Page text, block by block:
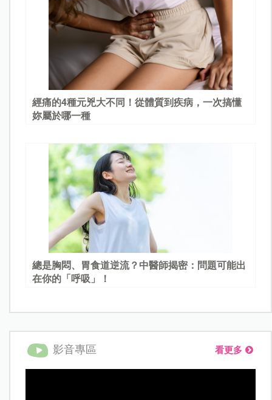
經痛的4種元兇大不同！從體質到疾病，一次搞懂
妳屬於哪一種
總是胸悶、胃食道逆流？中醫師揭密：問題可能出
在你的「呼吸」！
影音專區 看更多